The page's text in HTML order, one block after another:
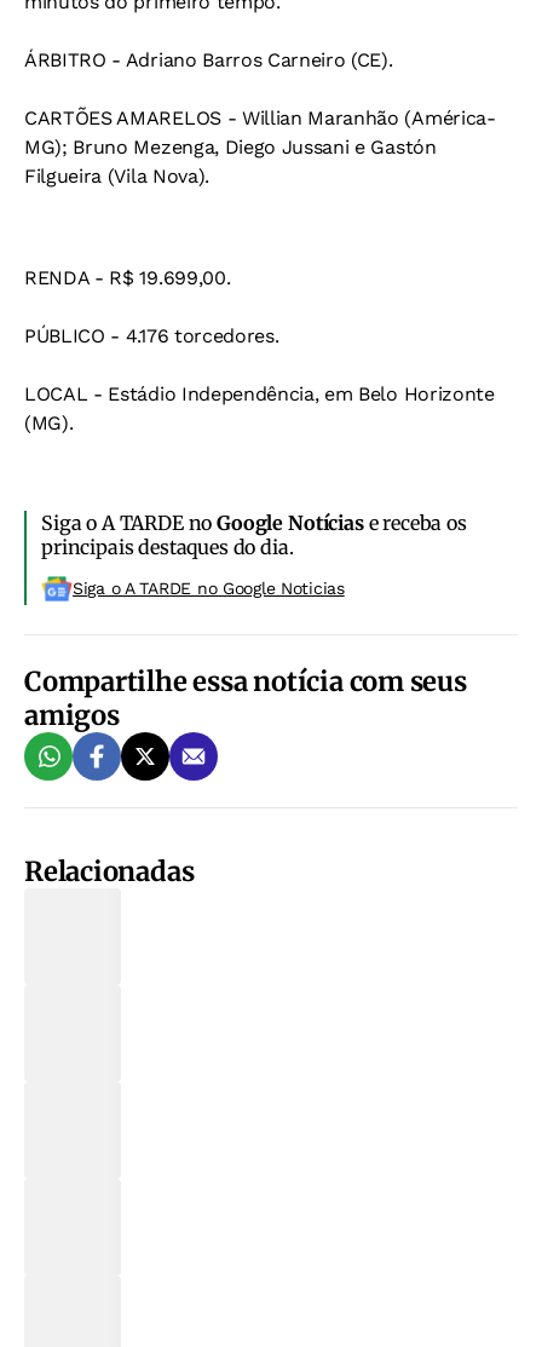
ÁRBITRO - Adriano Barros Carneiro (CE).
CARTÕES AMARELOS - Willian Maranhão (América-
MG); Bruno Mezenga, Diego Jussani e Gastón
Filgueira (Vila Nova).
RENDA - R$ 19.699,00.
PÚBLICO - 4.176 torcedores.
LOCAL - Estádio Independência, em Belo Horizonte
(MG).
Siga o A TARDE noGoogle Notíciase receba os
principais destaques do dia.
Siga o A TARDE no Google Noticias
Compartilhe essa notícia com seus
amigos
Relacionadas